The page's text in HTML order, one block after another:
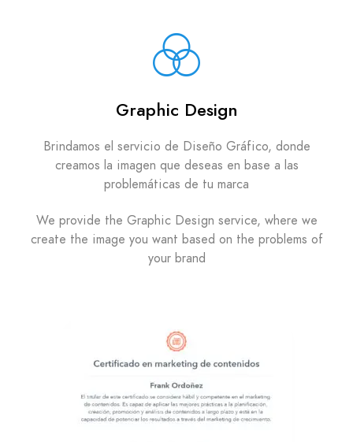
Graphic Design
Brindamos el servicio de Diseño Gráfico, donde
creamos la imagen que deseas en base a las
problemáticas de tu marca
We provide the Graphic Design service, where we
create the image you want based on the problems of
your brand